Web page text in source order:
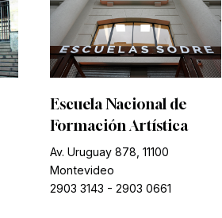
Escuela Nacional de
Formación Artística
Av. Uruguay 878, 11100
Montevideo
2903 3143 - 2903 0661